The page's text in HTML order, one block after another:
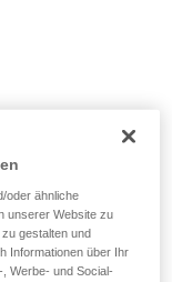
oder ähnliche
unserer Website zu
gestalten und
Informationen über Ihr
Werbe- und Social-